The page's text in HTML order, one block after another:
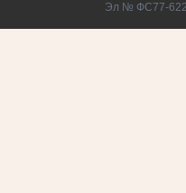
Эл № ФС77-